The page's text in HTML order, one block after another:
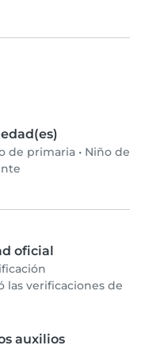
de primaria • Niño de
oficial
verificaciones de
auxilios